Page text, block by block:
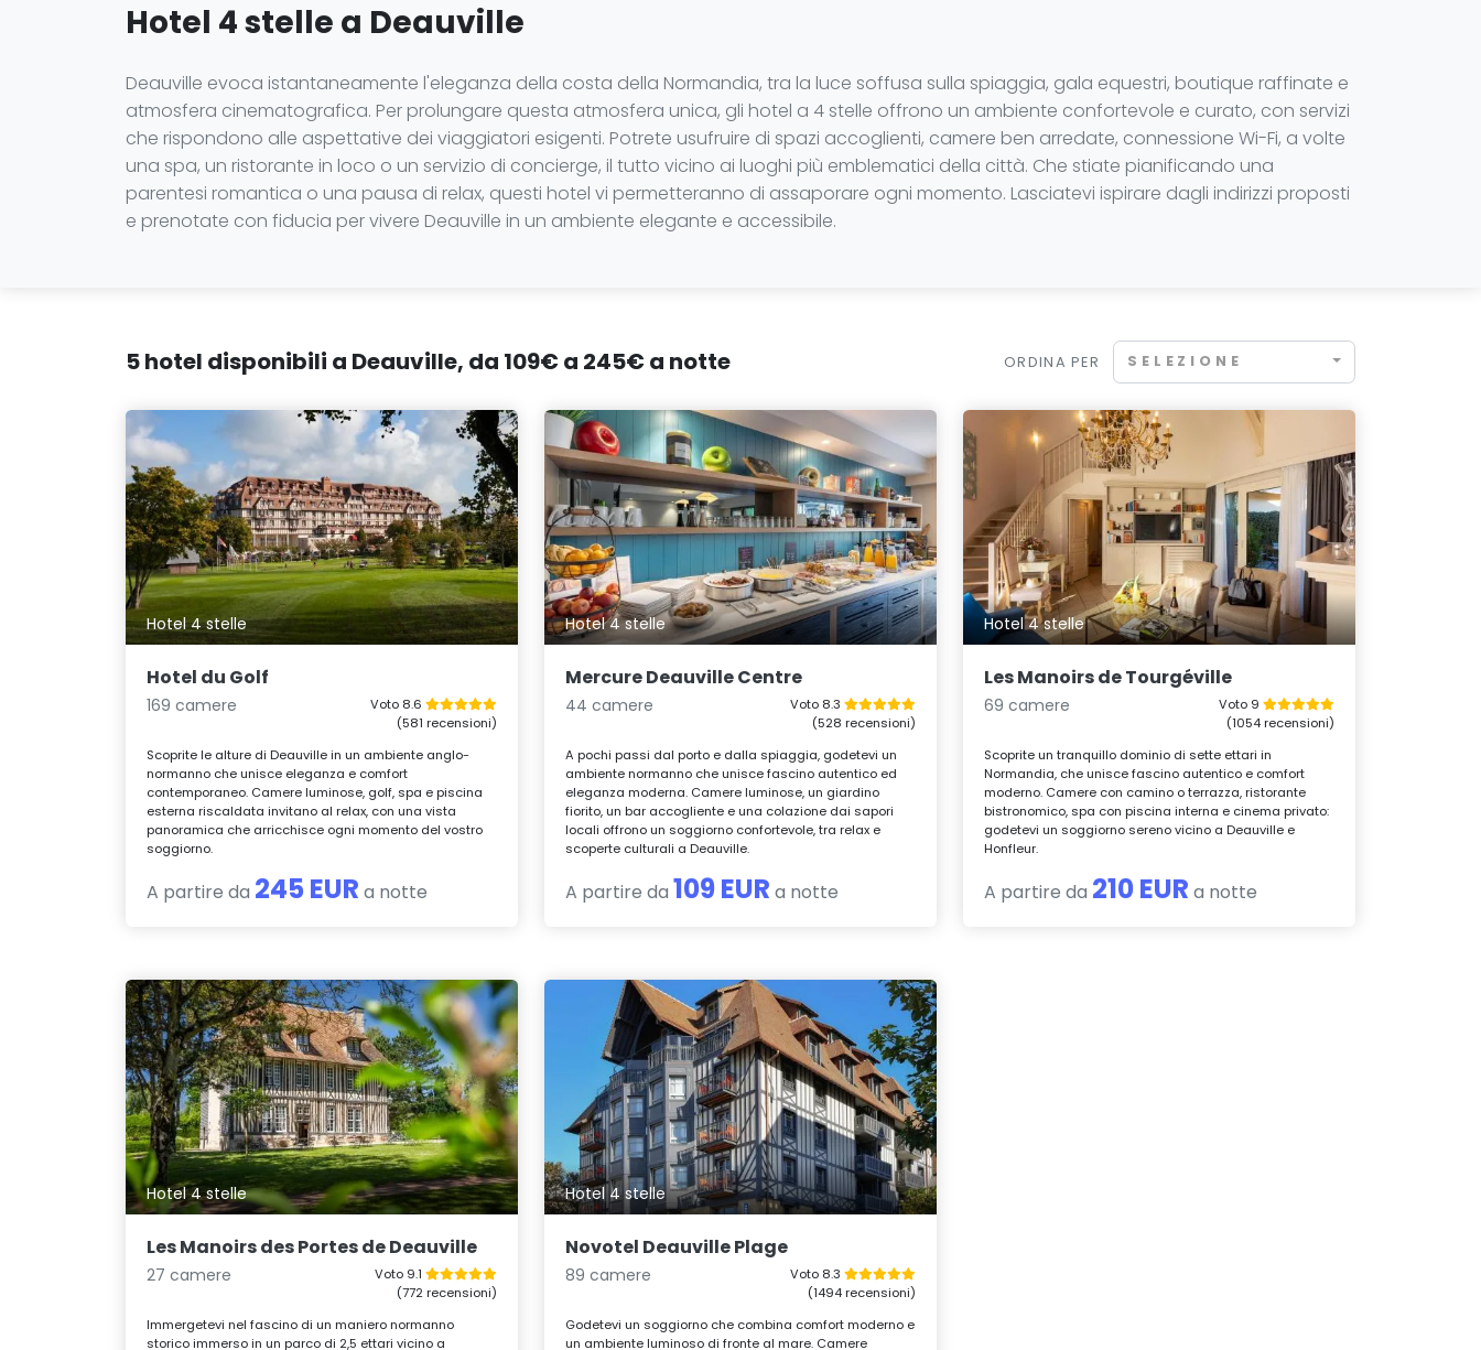
Hotel 4 stelle a Deauville
Deauville evoca istantaneamente l'eleganza della costa della Normandia, tra la luce soffusa sulla spiaggia, gala equestri, boutique raffinate e
atmosfera cinematografica. Per prolungare questa atmosfera unica, gli hotel a 4 stelle offrono un ambiente confortevole e curato, con servizi
che rispondono alle aspettative dei viaggiatori esigenti. Potrete usufruire di spazi accoglienti, camere ben arredate, connessione Wi-Fi, a volte
una spa, un ristorante in loco o un servizio di concierge, il tutto vicino ai luoghi più emblematici della città. Che stiate pianificando una
parentesi romantica o una pausa di relax, questi hotel vi permetteranno di assaporare ogni momento. Lasciatevi ispirare dagli indirizzi proposti
e prenotate con fiducia per vivere Deauville in un ambiente elegante e accessibile.
5 hotel disponibili a Deauville, da 109€ a 245€ a notte ORDINA PER SELEZIONE
Hotel 4 stelle
Hotel du Golf
169 camere
Voto 8.6
(581 recensioni)
Scoprite le alture di Deauville in un ambiente anglo-
normanno che unisce eleganza e comfort
contemporaneo. Camere luminose, golf, spa e piscina
esterna riscaldata invitano al relax, con una vista
panoramica che arricchisce ogni momento del vostro
soggiorno.
A partire da 245 EUR a notte
Hotel 4 stelle
Mercure Deauville Centre
44 camere
Voto 8.3
(528 recensioni)
A pochi passi dal porto e dalla spiaggia, godetevi un
ambiente normanno che unisce fascino autentico ed
eleganza moderna. Camere luminose, un giardino
fiorito, un bar accogliente e una colazione dai sapori
locali offrono un soggiorno confortevole, tra relax e
scoperte culturali a Deauville.
A partire da 109 EUR a notte
Hotel 4 stelle
Les Manoirs de Tourgéville
69 camere
Voto 9
(1054 recensioni)
Scoprite un tranquillo dominio di sette ettari in
Normandia, che unisce fascino autentico e comfort
moderno. Camere con camino o terrazza, ristorante
bistronomico, spa con piscina interna e cinema privato:
godetevi un soggiorno sereno vicino a Deauville e
Honfleur.
A partire da 210 EUR a notte
Hotel 4 stelle
Les Manoirs des Portes de Deauville
27 camere
Voto 9.1
(772 recensioni)
Immergetevi nel fascino di un maniero normanno
storico immerso in un parco di 2,5 ettari vicino a
Hotel 4 stelle
Novotel Deauville Plage
89 camere
Voto 8.3
(1494 recensioni)
Godetevi un soggiorno che combina comfort moderno e
un ambiente luminoso di fronte al mare. Camere